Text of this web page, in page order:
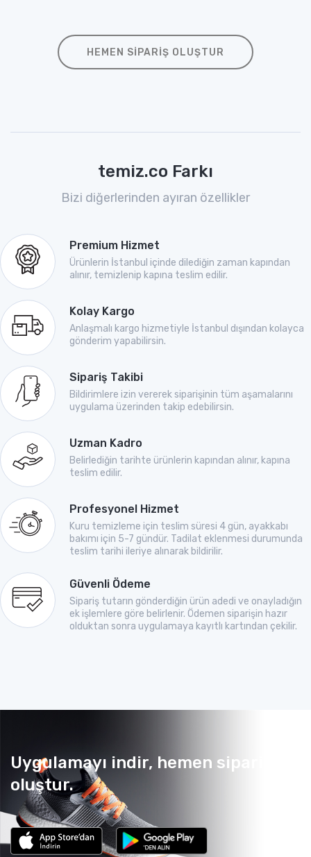
HEMEN SIPARIŞ OLUŞTUR
temiz.co Farkı
Bizi diğerlerinden ayıran özellikler
Premium Hizmet
Ürünlerin İstanbul içinde dilediğin zaman kapından
alınır, temizlenip kapına teslim edilir.
Kolay Kargo
Anlaşmalı kargo hizmetiyle İstanbul dışından kolayca
gönderim yapabilirsin.
Sipariş Takibi
Bildirimlere izin vererek siparişinin tüm aşamalarını
uygulama üzerinden takip edebilirsin.
Uzman Kadro
Belirlediğin tarihte ürünlerin kapından alınır, kapına
teslim edilir.
Profesyonel Hizmet
Kuru temizleme için teslim süresi 4 gün, ayakkabı
bakımı için 5-7 gündür. Tadilat eklenmesi durumunda
teslim tarihi ileriye alınarak bildirilir.
Güvenli Ödeme
Sipariş tutarın gönderdiğin ürün adedi ve onayladığın
ek işlemlere göre belirlenir. Ödemen siparişin hazır
olduktan sonra uygulamaya kayıtlı kartından çekilir.
Uygulamayı indir, hemen sipariş
oluştur.